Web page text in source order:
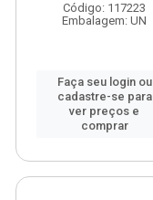
Código: 117223
Embalagem: UN
Faça seu login ou
cadastre-se para
ver preços e
comprar